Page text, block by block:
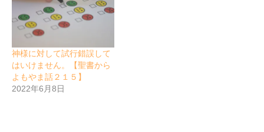
神様に対して試行錯誤して
はいけません。【聖書から
よもやま話２１５】
2022年6月8日